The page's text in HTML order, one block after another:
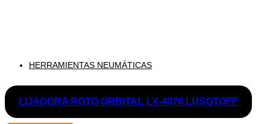
HERRAMIENTAS NEUMÁTICAS
LIJADORA ROTO ORBITAL LX-4076 LUSQTOFF